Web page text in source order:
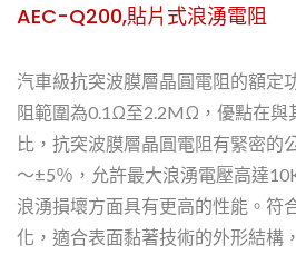
AEC-Q200,貼片式浪湧電阻
汽車級抗突波膜層晶圓電阻的額定
阻範圍為0.1Ω至2.2MΩ，優點在與
比，抗突波膜層晶圓電阻有緊密的
〜±5％，允許最大浪湧電壓高達
浪湧損壞方面具有更高的性能。符
化，適合表面黏著技術的外形結構